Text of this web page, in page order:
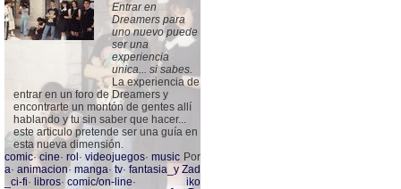
Entrar en
Dreamers para
uno nuevo puede
ser una
experiencia
unica... si sabes.
La experiencia de
entrar en un foro de Dreamers y
encontrarte un montón de gentes allí
hablando y tu sin saber que hacer...
este articulo pretende ser una guía en
esta nueva dimensión.
comic·cine· rol · videojuegos· music
a· animacion· manga· tv· fantasia_y
_ci-fi· libros· comic/on-line·
Por
Zad
iko